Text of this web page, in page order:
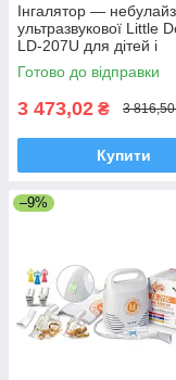
Інгалятор —
ультразвукової Little
LD-207U для дітей і
дорослих, Сінгапур
Готово до відправки
3 473,02 ₴ 3
Купити
–9%